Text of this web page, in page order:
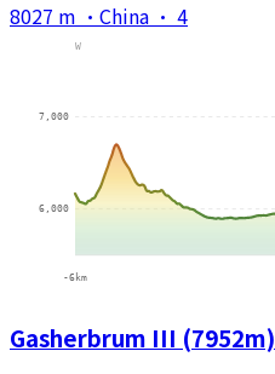
8027 m · China · 4
Gasherbrum III (7952m)